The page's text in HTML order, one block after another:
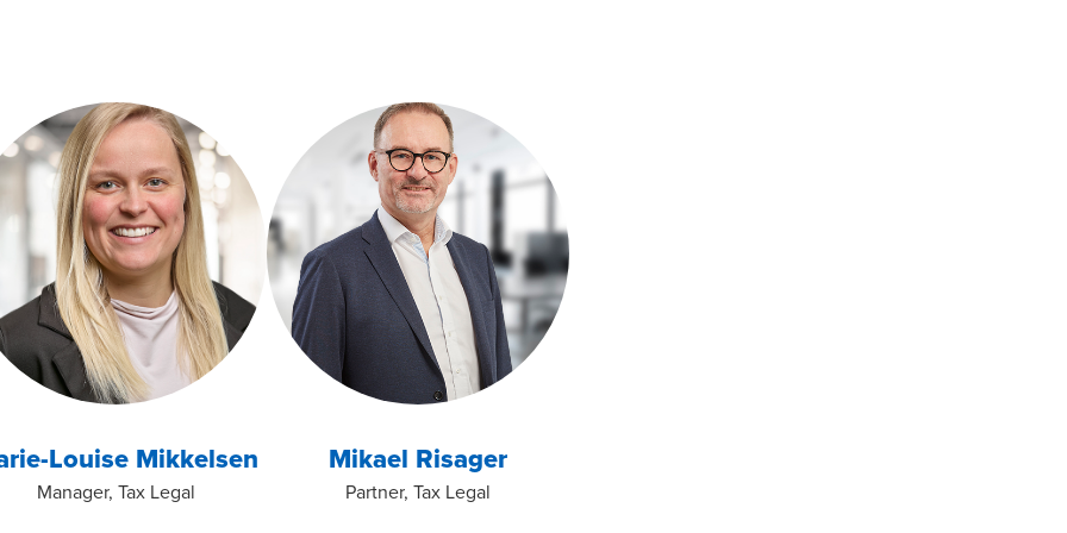
Louise Mikkelsen
Manager, Tax Legal
Mikael Risager
Partner, Tax Legal